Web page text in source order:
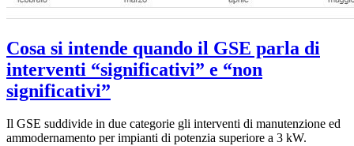
Cosa si intende quando il GSE parla di
interventi “significativi” e “non
significativi”
Il GSE suddivide in due categorie gli interventi di manutenzione ed
ammodernamento per impianti di potenzia superiore a 3 kW.